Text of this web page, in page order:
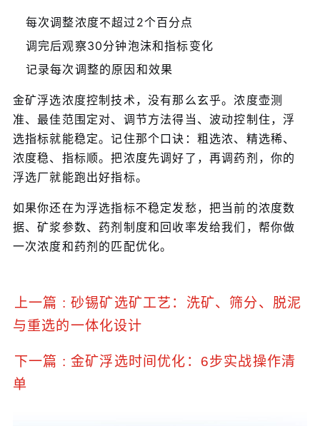
每次调整浓度不超过2个百分点
调完后观察30分钟泡沫和指标变化
记录每次调整的原因和效果
金矿浮选浓度控制技术，没有那么玄乎。浓度壶测
准、最佳范围定对、调节方法得当、波动控制住，浮
选指标就能稳定。记住那个口诀：粗选浓、精选稀、
浓度稳、指标顺。把浓度先调好了，再调药剂，你的
浮选厂就能跑出好指标。
如果你还在为浮选指标不稳定发愁，把当前的浓度数
据、矿浆参数、药剂制度和回收率发给我们，帮你做
一次浓度和药剂的匹配优化。
上一篇 : 砂锡矿选矿工艺：洗矿、筛分、脱泥
与重选的一体化设计
下一篇 : 金矿浮选时间优化：6步实战操作清
单